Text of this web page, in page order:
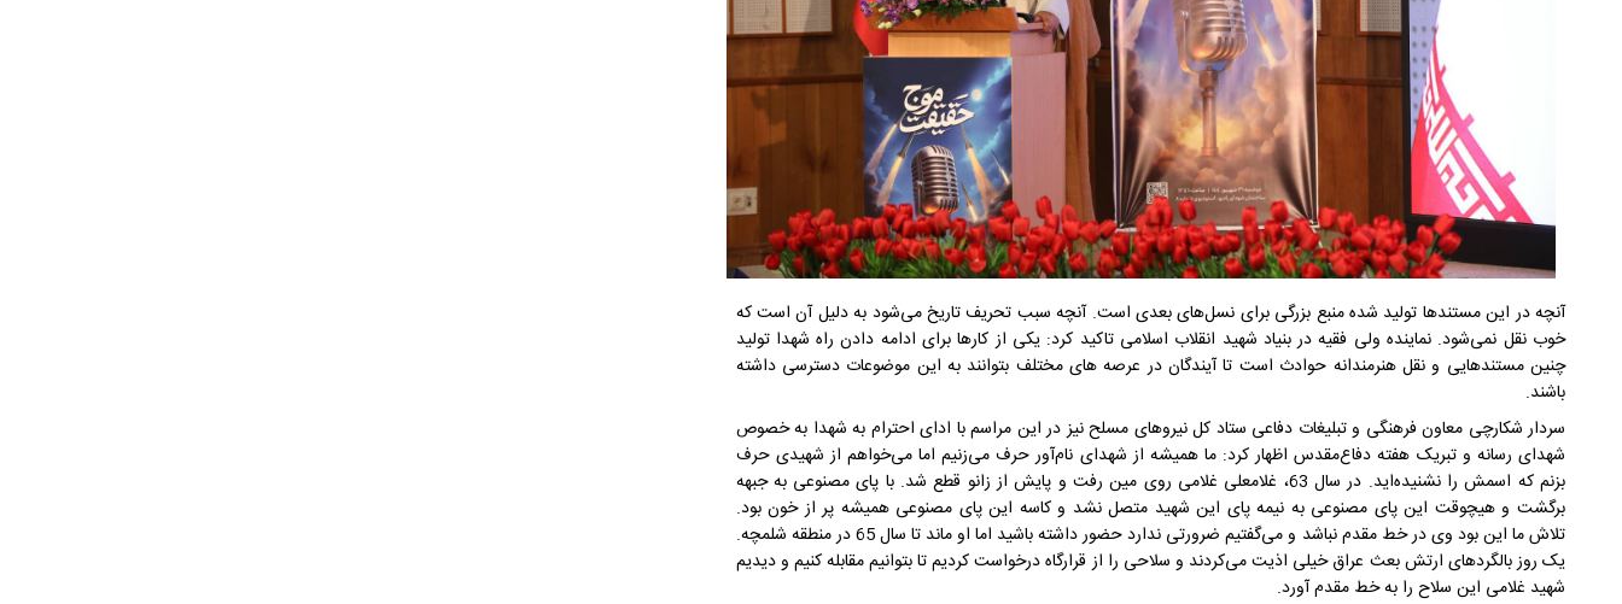
آنچه در این مستندها تولید شده منبع بزرگی برای نسل‌های بعدی است. آنچه سبب تحریف تاریخ می‌شود به دلیل آن است که
خوب نقل نمی‌شود. نماینده ولی فقیه در بنیاد شهید انقلاب اسلامی تاکید کرد: یکی از کارها برای ادامه دادن راه شهدا تولید
چنین مستندهایی و نقل هنرمندانه حوادث است تا آیندگان در عرصه های مختلف بتوانند به این موضوعات دسترسی داشته
باشند.
سردار شکارچی معاون فرهنگی و تبلیغات دفاعی ستاد کل نیروهای مسلح نیز در این مراسم با ادای احترام به شهدا به خصوص
شهدای رسانه و تبریک هفته دفاع‌مقدس اظهار کرد: ما همیشه از شهدای نام‌آور حرف می‌زنیم اما می‌خواهم از شهیدی حرف
بزنم که اسمش را نشنیده‌اید. در سال 63، غلامعلی غلامی روی مین رفت و پایش از زانو قطع شد. با پای مصنوعی به جبهه
برگشت و هیچوقت این پای مصنوعی به نیمه پای این شهید متصل نشد و کاسه این پای مصنوعی همیشه پر از خون بود.
تلاش ما این بود وی در خط مقدم نباشد و می‌گفتیم ضرورتی ندارد حضور داشته باشید اما او ماند تا سال 65 در منطقه شلمچه.
یک روز بالگردهای ارتش بعث عراق خیلی اذیت می‌کردند و سلاحی را از قرارگاه درخواست کردیم تا بتوانیم مقابله کنیم و دیدیم
شهید غلامی این سلاح را به خط مقدم آورد.